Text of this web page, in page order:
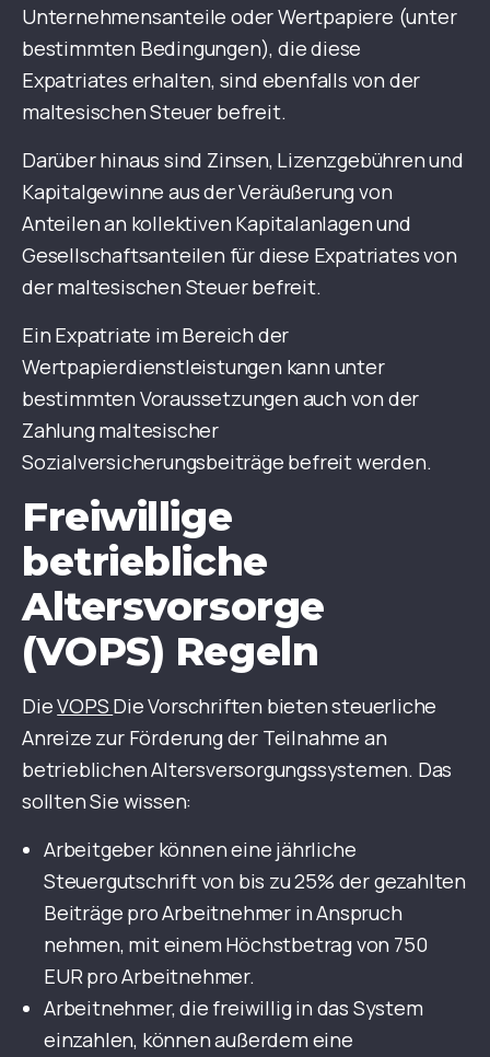
Unternehmensanteile oder Wertpapiere (unter
bestimmten Bedingungen), die diese
Expatriates erhalten, sind ebenfalls von der
maltesischen Steuer befreit.
Darüber hinaus sind Zinsen, Lizenzgebühren und
Kapitalgewinne aus der Veräußerung von
Anteilen an kollektiven Kapitalanlagen und
Gesellschaftsanteilen für diese Expatriates von
der maltesischen Steuer befreit.
Ein Expatriate im Bereich der
Wertpapierdienstleistungen kann unter
bestimmten Voraussetzungen auch von der
Zahlung maltesischer
Sozialversicherungsbeiträge befreit werden.
Freiwillige
betriebliche
Altersvorsorge
(VOPS) Regeln
DieVOPS Die Vorschriften bieten steuerliche
Anreize zur Förderung der Teilnahme an
betrieblichen Altersversorgungssystemen. Das
sollten Sie wissen:
Arbeitgeber können eine jährliche
Steuergutschrift von bis zu 25% der gezahlten
Beiträge pro Arbeitnehmer in Anspruch
nehmen, mit einem Höchstbetrag von 750
EUR pro Arbeitnehmer.
Arbeitnehmer, die freiwillig in das System
einzahlen, können außerdem eine